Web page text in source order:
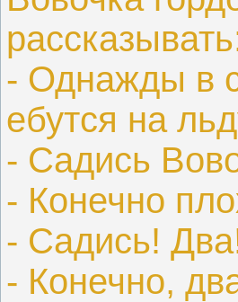
- Однажды в
ебутся на
- Садись
- Конечно
- Садись!
- Конечно,